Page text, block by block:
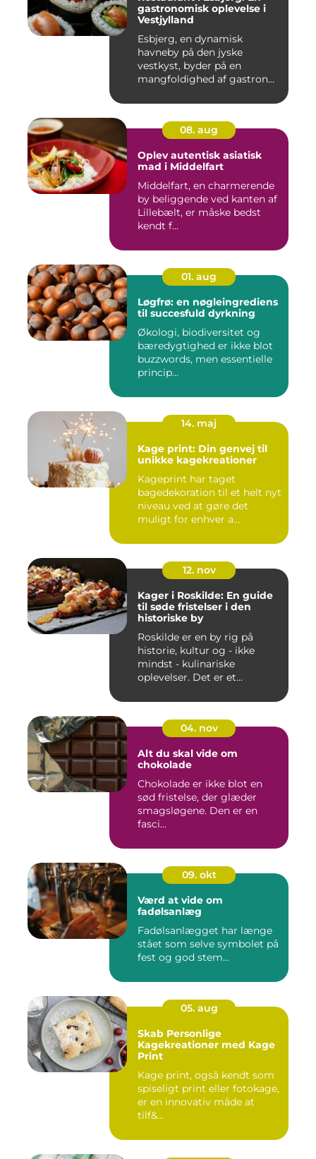
gastronomisk oplevelse i
Vestjylland
Esbjerg, en dynamisk
havneby på den jyske
vestkyst, byder på en
mangfoldighed af gastron...
08. aug
Oplev autentisk asiatisk
mad i Middelfart
Middelfart, en charmerende
by beliggende ved kanten af
Lillebælt, er måske bedst
kendt f...
01. aug
Løgfrø: en nøgleingrediens
til succesfuld dyrkning
Økologi, biodiversitet og
bæredygtighed er ikke blot
buzzwords, men essentielle
princip...
14. maj
Kage print: Din genvej til
unikke kagekreationer
Kageprint har taget
bagedekoration til et helt nyt
niveau ved at gøre det
muligt for enhver a...
12. nov
Kager i Roskilde: En guide
til søde fristelser i den
historiske by
Roskilde er en by rig på
historie, kultur og - ikke
mindst - kulinariske
oplevelser. Det er et...
04. nov
Alt du skal vide om
chokolade
Chokolade er ikke blot en
sød fristelse, der glæder
smagsløgene. Den er en
fasci...
09. okt
Værd at vide om
fadølsanlæg
Fadølsanlægget har længe
stået som selve symbolet på
fest og god stem...
05. aug
Skab Personlige
Kagekreationer med Kage
Print
Kage print, også kendt som
spiseligt print eller fotokage,
er en innovativ måde at
tilf&...